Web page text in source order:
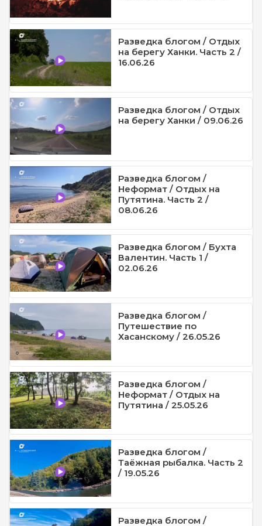
Разведка блогом / Отдых
на берегу Ханки. Часть 2 /
16.06.26
Разведка блогом / Отдых
на берегу Ханки / 09.06.26
Разведка блогом /
Неформат / Отдых на
Путятина. Часть 2 /
08.06.26
Разведка блогом / Бухта
Валентин. Часть 1 /
02.06.26
Разведка блогом /
Путешествие по
Хасанскому / 26.05.26
Разведка блогом /
Неформат / Отдых на
Путятина / 25.05.26
Разведка блогом /
Таёжная рыбалка. Часть 2
/ 19.05.26
Разведка блогом /